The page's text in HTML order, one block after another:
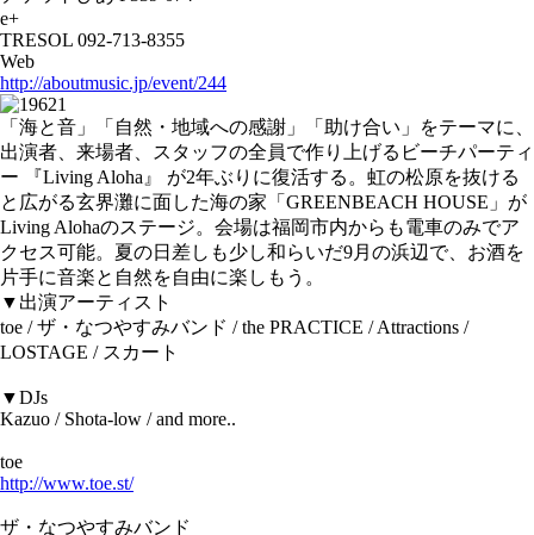
e+
TRESOL 092-713-8355
Web
http://aboutmusic.jp/event/244
「海と音」「自然・地域への感謝」「助け合い」をテーマに、
出演者、来場者、スタッフの全員で作り上げるビーチパーティ
ー 『Living Aloha』 が2年ぶりに復活する。虹の松原を抜ける
と広がる玄界灘に面した海の家「GREENBEACH HOUSE」が
Living Alohaのステージ。会場は福岡市内からも電車のみでア
クセス可能。夏の日差しも少し和らいだ9月の浜辺で、お酒を
片手に音楽と自然を自由に楽しもう。
▼出演アーティスト
toe / ザ・なつやすみバンド / the PRACTICE / Attractions /
LOSTAGE / スカート
▼DJs
Kazuo / Shota-low / and more..
toe
http://www.toe.st/
ザ・なつやすみバンド